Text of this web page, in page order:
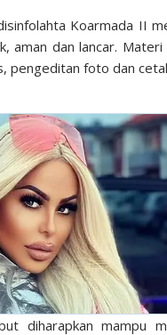
Koarmada II
aman dan lancar.
pengeditan foto dan
diharapkan mampu